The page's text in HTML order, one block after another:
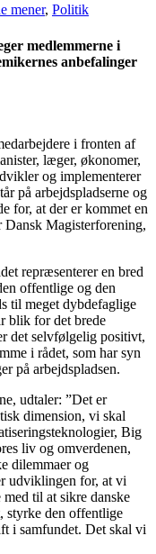
mener, Politik
medlemmerne i
anbefalinger
i fronten af
læger, økonomer,
og implementerer
på arbejdspladserne og
for, at der er kommet en
Dansk Magisterforening,
repræsenterer en bred
offentlige og den
til meget dybdefaglige
blik for det brede
det selvfølgelig positivt,
i rådet, som har syn
på arbejdspladsen.
udtaler: ”Det er
dimension, vi skal
Big
liv og omverdenen,
dilemmaer og
udviklingen for, at vi
til at sikre danske
styrke den offentlige
i samfundet. Det skal vi